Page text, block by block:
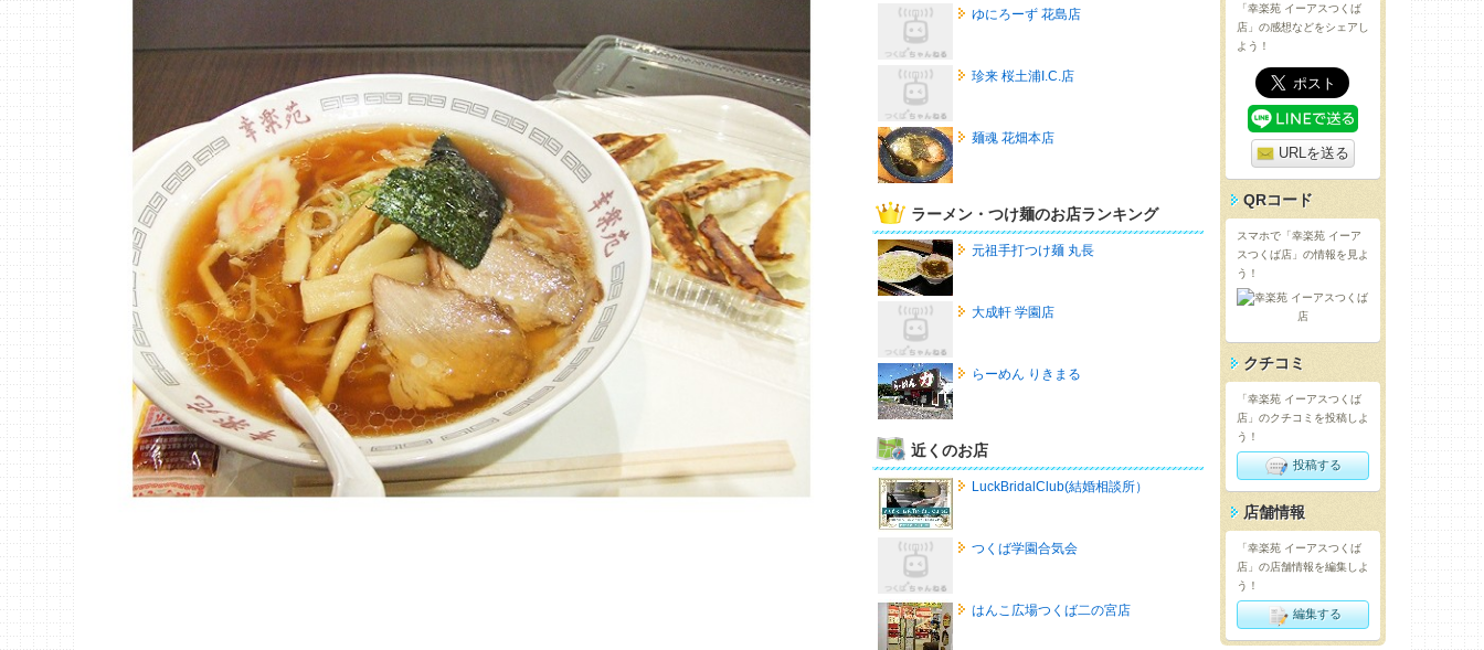
ゆにろーず 花島店
珍来 桜土浦I.C.店
麺魂 花畑本店
ラーメン・つけ麺のお店ランキング
元祖手打つけ麺 丸長
大成軒 学園店
らーめん りきまる
近くのお店
LuckBridalClub(結婚相談所）
つくば学園合気会
はんこ広場つくば二の宮店
「幸楽苑 イーアスつくば
店」の感想などをシェアし
よう！
URLを送る
QRコード
スマホで「幸楽苑 イーア
スつくば店」の情報を見よ
う！
クチコミ
「幸楽苑 イーアスつくば
店」のクチコミを投稿しよ
う！
投稿する
店舗情報
「幸楽苑 イーアスつくば
店」の店舗情報を編集しよ
う！
編集する